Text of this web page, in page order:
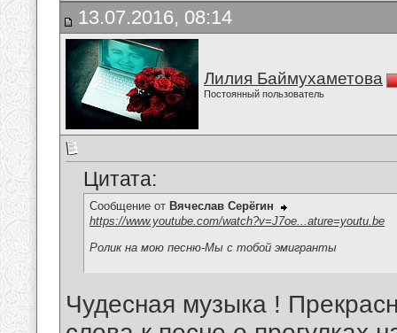
13.07.2016, 08:14
Лилия Баймухаметова
Постоянный пользователь
Цитата:
Сообщение от Вячеслав Серёгин
https://www.youtube.com/watch?v=J7oe...ature=youtu.be
Ролик на мою песню-Мы с тобой эмигранты
Чудесная музыка !